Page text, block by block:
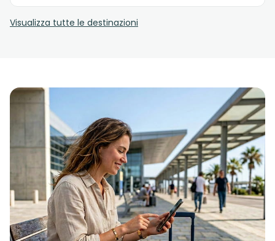
Visualizza tutte le destinazioni